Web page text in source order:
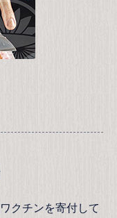
クチンを寄付して